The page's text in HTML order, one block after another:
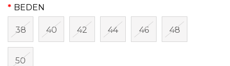
BEDEN
38 40 42 44 46 48
50